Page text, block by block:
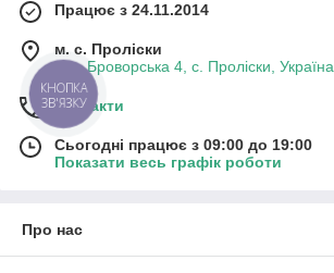
Працює з 24.11.2014
м. с. Проліски
вул. Броворська 4, с. Проліски, Україна
Контакти
Сьогодні працює з 09:00 до 19:00
Показати весь графік роботи
Про нас
КНОПКА
ЗВ'ЯЗКУ